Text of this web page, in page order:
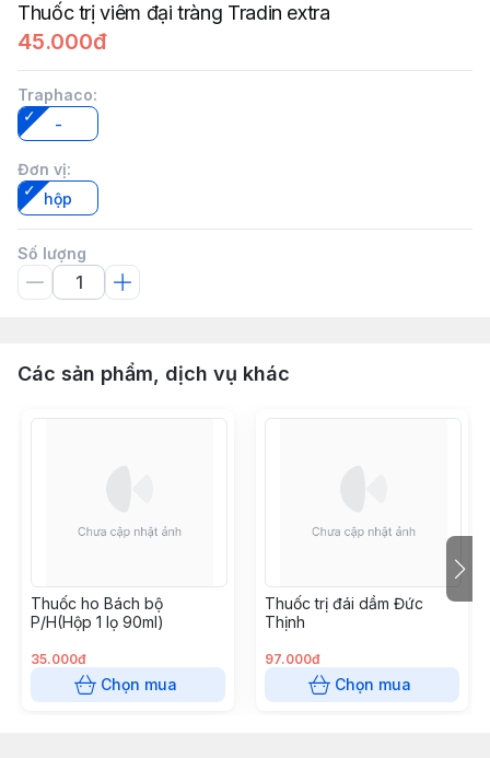
Thuốc trị viêm đại tràng Tradin extra
45.000đ
Traphaco:
-
Đơn vị:
hộp
Số lượng
Các sản phẩm, dịch vụ khác
Thuốc ho Bách bộ
P/H(Hộp 1 lọ 90ml)
35.000đ
Chọn mua
Thuốc trị đái dầm Đức
Thịnh
97.000đ
Chọn mua